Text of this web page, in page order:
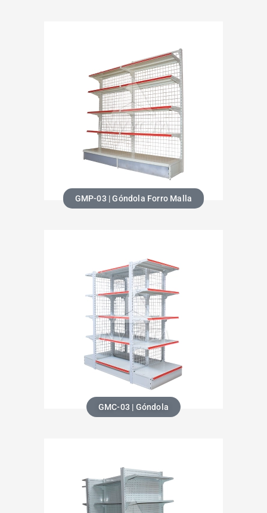
GMP-03 | Góndola Forro Malla
GMC-03 | Góndola